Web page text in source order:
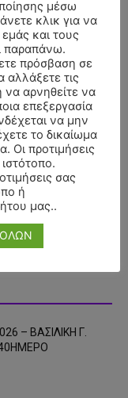
– ΒΑΣΙΛΙΚΗ Γ.
μέσω
κλικ για να
και τους
παραπάνω.
πρόσβαση σε
αλλάξετε τις
να αρνηθείτε να
επεξεργασία
να μην
το δικαίωμα
Οι προτιμήσεις
σας
ή
μας..